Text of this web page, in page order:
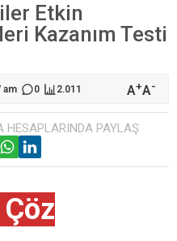
Etkin
Kazanım Testi
am 0 2.011 A+A-
HESAPLARINDA PAYLAŞ